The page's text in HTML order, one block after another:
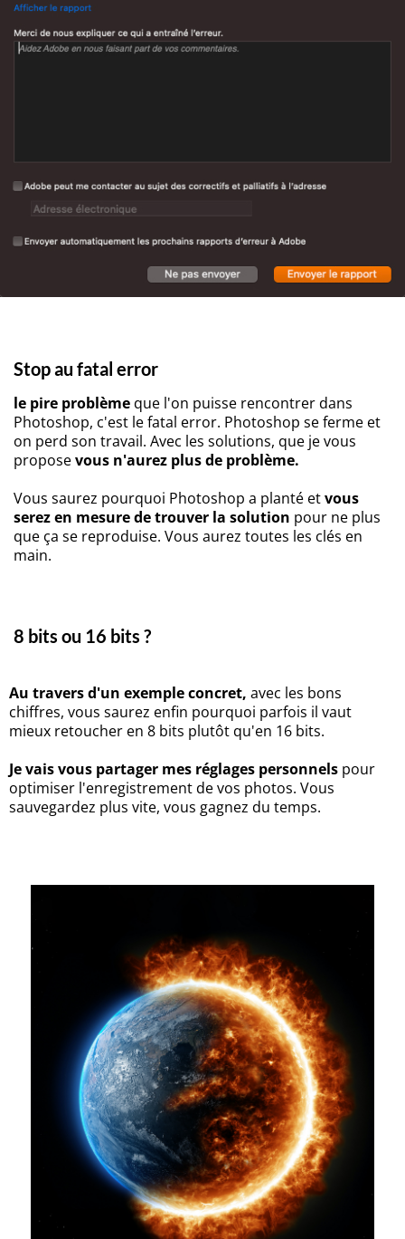
Stop au fatal error
le pire problème que l'on puisse rencontrer dans
Photoshop, c'est le fatal error. Photoshop se ferme et
on perd son travail. Avec les solutions, que je vous
proposevous n'aurez plus de problème.
Vous saurez pourquoi Photoshop a planté etvous
serez en mesure de trouver la solution pour ne plus
que ça se reproduise. Vous aurez toutes les clés en
main.
8 bits ou 16 bits ?
Au travers d'un exemple concret, avec les bons
chiffres, vous saurez enfin pourquoi parfois il vaut
mieux retoucher en 8 bits plutôt qu'en 16 bits.
Je vais vous partager mes réglages personnels pour
optimiser l'enregistrement de vos photos. Vous
sauvegardez plus vite, vous gagnez du temps.